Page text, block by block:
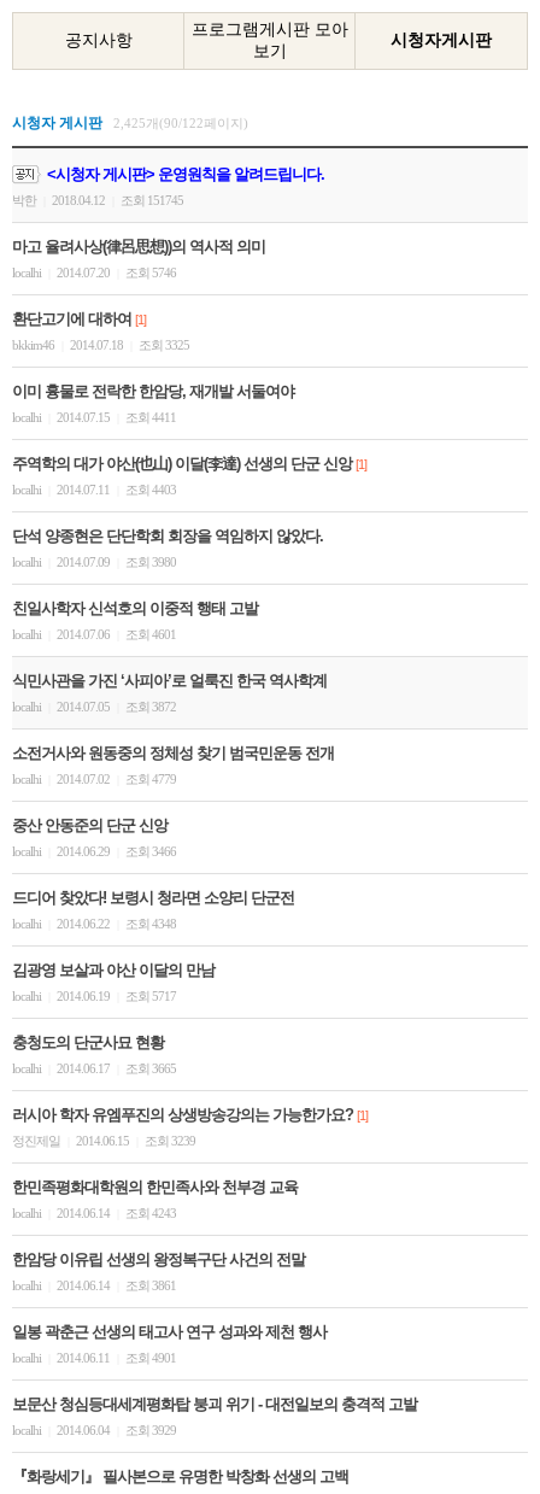
공지사항
프로그램게시판 모아
보기
시청자게시판
시청자 게시판 2,425개(90/122페이지)
<시청자 게시판> 운영원칙을 알려드립니다.
박한 2018.04.12 조회 151745
마고 율려사상(律呂思想))의 역사적 의미
localhi 2014.07.20 조회 5746
환단고기에 대하여 [1]
bkkim46
2014.07.18 조회 3325
이미 흉물로 전락한 한암당, 재개발 서둘여야
localhi 2014.07.15 조회 4411
주역학의 대가 야산(也山) 이달(李達) 선생의 단군 신앙 [1]
localhi
2014.07.11 조회 4403
단석 양종현은 단단학회 회장을 역임하지 않았다.
localhi 2014.07.09 조회 3980
친일사학자 신석호의 이중적 행태 고발
localhi 2014.07.06 조회 4601
식민사관을 가진 ‘사피아’로 얼룩진 한국 역사학계
localhi 2014.07.05 조회 3872
소전거사와 원동중의 정체성 찾기 범국민운동 전개
localhi 2014.07.02 조회 4779
중산 안동준의 단군 신앙
localhi 2014.06.29 조회 3466
드디어 찾았다! 보령시 청라면 소양리 단군전
localhi 2014.06.22 조회 4348
김광영 보살과 야산 이달의 만남
localhi 2014.06.19 조회 5717
충청도의 단군사묘 현황
localhi 2014.06.17 조회 3665
러시아 학자 유엠푸진의 상생방송강의는 가능한가요? [1]
정진제일
2014.06.15 조회 3239
한민족평화대학원의 한민족사와 천부경 교육
localhi 2014.06.14 조회 4243
한암당 이유립 선생의 왕정복구단 사건의 전말
localhi 2014.06.14 조회 3861
일봉 곽춘근 선생의 태고사 연구 성과와 제천 행사
localhi 2014.06.11 조회 4901
보문산 청심등대세계평화탑 붕괴 위기 - 대전일보의 충격적 고발
localhi 2014.06.04 조회 3929
『화랑세기』 필사본으로 유명한 박창화 선생의 고백